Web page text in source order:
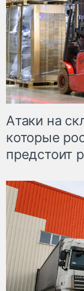
Атаки на
которые
предстоит